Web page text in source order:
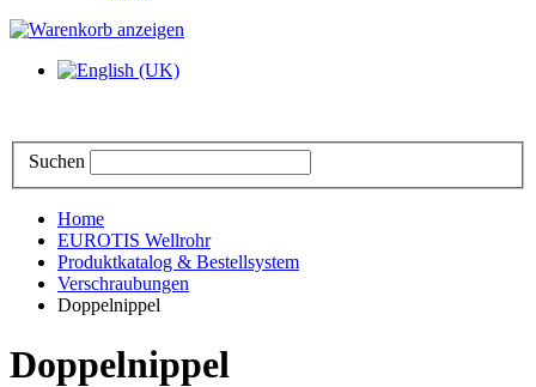
Suchen
Home
EUROTIS Wellrohr
Produktkatalog & Bestellsystem
Verschraubungen
Doppelnippel
Doppelnippel